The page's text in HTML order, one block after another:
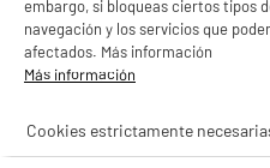
embargo, si bloqueas ciertos tipos
navegación y los servicios que
afectados. Más información
Más información
Cookies estrictamente